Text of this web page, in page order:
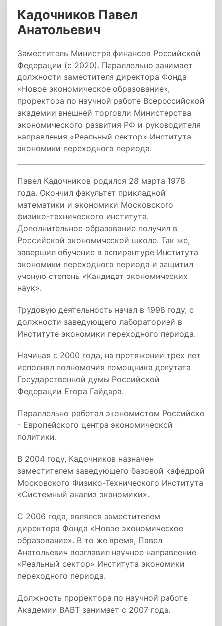
Кадочников Павел
Анатольевич
Заместитель Министра финансов Российской
Федерации (с 2020). Параллельно занимает
должности заместителя директора Фонда
«Новое экономическое образование»,
проректора по научной работе Всероссийской
академии внешней торговли Министерства
экономического развития РФ и руководителя
направления «Реальный сектор» Института
экономики переходного периода.
Павел Кадочников родился 28 марта 1978
года. Окончил факультет прикладной
математики и экономики Московского
физико-технического института.
Дополнительное образование получил в
Российской экономической школе. Так же,
завершил обучение в аспирантуре Института
экономики переходного периода и защитил
ученую степень «Кандидат экономических
наук».
Трудовую деятельность начал в 1998 году, с
должности заведующего лабораторией в
Институте экономики переходного периода.
Начиная с 2000 года, на протяжении трех лет
исполнял полномочия помощника депутата
Государственной думы Российской
Федерации Егора Гайдара.
Параллельно работал экономистом Российско
- Европейского центра экономической
политики.
В 2004 году, Кадочников назначен
заместителем заведующего базовой кафедрой
Московского Физико-Технического Института
«Системный анализ экономики».
С 2006 года, являлся заместителем
директора Фонда «Новое экономическое
образование». В то же время, Павел
Анатольевич возглавил научное направление
«Реальный сектор» Института экономики
переходного периода.
Должность проректора по научной работе
Академии ВАВТ занимает с 2007 года.